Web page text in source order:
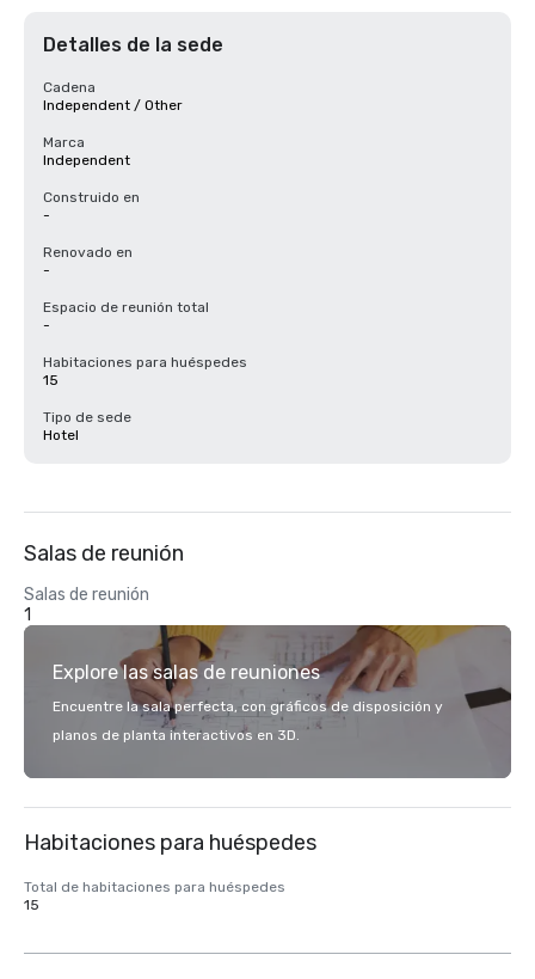
Detalles de la sede
Cadena
Independent / Other
Marca
Independent
Construido en
-
Renovado en
-
Espacio de reunión total
-
Habitaciones para huéspedes
15
Tipo de sede
Hotel
Salas de reunión
Salas de reunión
1
Explore las salas de reuniones
Encuentre la sala perfecta, con gráficos de disposición y
planos de planta interactivos en 3D.
Habitaciones para huéspedes
Total de habitaciones para huéspedes
15